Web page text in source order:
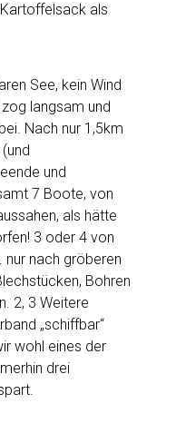
als
See, kein Wind
langsam und
Nach nur 1,5km
und
7 Boote, von
als hätte
3 oder 4 von
nur nach gröberen
Bohren
2, 3 Weitere
„schiffbar“
wohl eines der
drei